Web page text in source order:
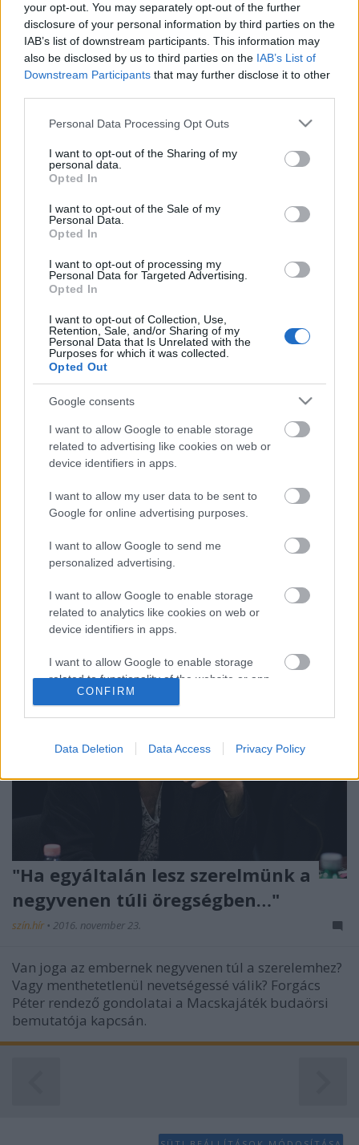
your opt-out. You may separately opt-out of the further
disclosure of your personal information by third parties on the
IAB’s list of downstream participants. This information may
also be disclosed by us to third parties on the IAB’s List of
Downstream Participants that may further disclose it to other
Please note that this website/app uses one or more Google
not limited to your visit or usage behaviour. You may click to
grant or deny consent to Google and its third-party tags to
use your data for below specified purposes in below Google
consent section.
Personal Data Processing Opt Outs
I want to opt-out of the Sharing of my
personal data.
Opted In
I want to opt-out of the Sale of my
Personal Data.
Opted In
I want to opt-out of processing my
Personal Data for Targeted Advertising.
Opted In
I want to opt-out of Collection, Use,
Retention, Sale, and/or Sharing of my
Personal Data that Is Unrelated with the
Purposes for which it was collected.
Opted Out
Google consents
I want to allow Google to enable storage
related to advertising like cookies on web or
device identifiers in apps.
I want to allow my user data to be sent to
Google for online advertising purposes.
I want to allow Google to send me
personalized advertising.
I want to allow Google to enable storage
related to analytics like cookies on web or
device identifiers in apps.
I want to allow Google to enable storage
related to functionality of the website or app.
related to security, including authentication
functionality and fraud prevention, and other
CONFIRM
Data Deletion Data Access Privacy Policy
Szorongató ez a nevetés
szinhaz szerk.•2017. február 16.
szerző darabját állítja színpadra Forgács Péter.
A Doktor Zsivágót mutatják be
Győrben
szinhaz szerk.• 2016. december 08.
A Győri Nemzeti Színház Miller Zoltánnal és Fejszés
Attilával a címszerepben állítja színpadra a regény
musical változatát. A rendező mesél, többek között
az orosz lélekről.
"Ha egyáltalán lesz szerelmünk a
negyvenen túli öregségben…"
szín.hír • 2016. november 23.
Van joga az embernek negyvenen túl a szerelemhez?
Vagy menthetetlenül nevetségessé válik? Forgács
Péter rendező gondolatai a Macskajáték budaörsi
bemutatója kapcsán.